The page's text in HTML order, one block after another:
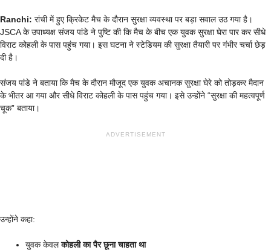
Ranchi: रांची में हुए क्रिकेट मैच के दौरान सुरक्षा व्यवस्था पर बड़ा सवाल उठ गया है।
JSCA के उपाध्यक्ष संजय पांडे ने पुष्टि की कि मैच के बीच एक युवक सुरक्षा घेरा पार कर सीधे
विराट कोहली के पास पहुंच गया। इस घटना ने स्टेडियम की सुरक्षा तैयारी पर गंभीर चर्चा छेड़
दी है।
संजय पांडे ने बताया कि मैच के दौरान मौजूद एक युवक अचानक सुरक्षा घेरे को तोड़कर मैदान
के भीतर आ गया और सीधे विराट कोहली के पास पहुंच गया। इसे उन्होंने “सुरक्षा की महत्वपूर्ण
चूक” बताया।
ADVERTISEMENT
उन्होंने कहा:
युवक केवलकोहली का पैर छूना चाहता था